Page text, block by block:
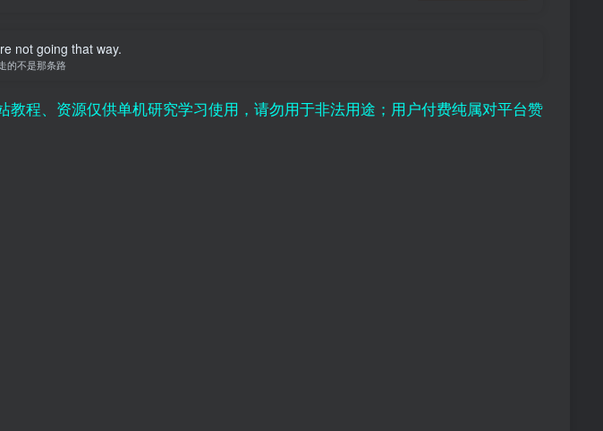
not going that way.
的不是那条路
源仅供单机研究学习使用，请勿用于非法用途；用户付费纯属对平台赞助行为，且虚拟